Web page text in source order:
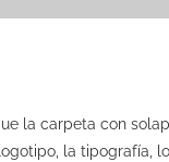
la carpeta con
la tipografía,